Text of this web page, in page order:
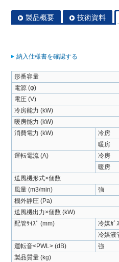
製品概要 技術資料
納入仕様書を確認する
形番容量
電源 (φ)
電圧 (V)
冷房能力 (kW)
暖房能力 (kW)
消費電力 (kW)
冷房
暖房
運転電流 (A)
冷房
暖房
送風機形式×個数
風量 (m3/min)
強
機外静圧 (Pa)
送風機出力×個数 (kW)
配管ｻｲｽﾞ (mm)
冷媒ｶﾞ
冷媒液
運転音<PWL> (dB)
強
製品質量 (kg)